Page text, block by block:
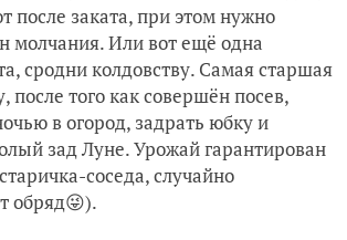
после заката, при этом нужно
молчания.Или вот ещё одна
сродни колдовству. Самая старшая
того как совершён посев,
в огород, задрать юбку и
зад Луне. Урожай гарантирован
соседа, случайно
обряд😜).